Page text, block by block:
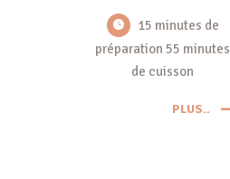
15 minutes de
préparation 55 minutes
de cuisson
PLUS..